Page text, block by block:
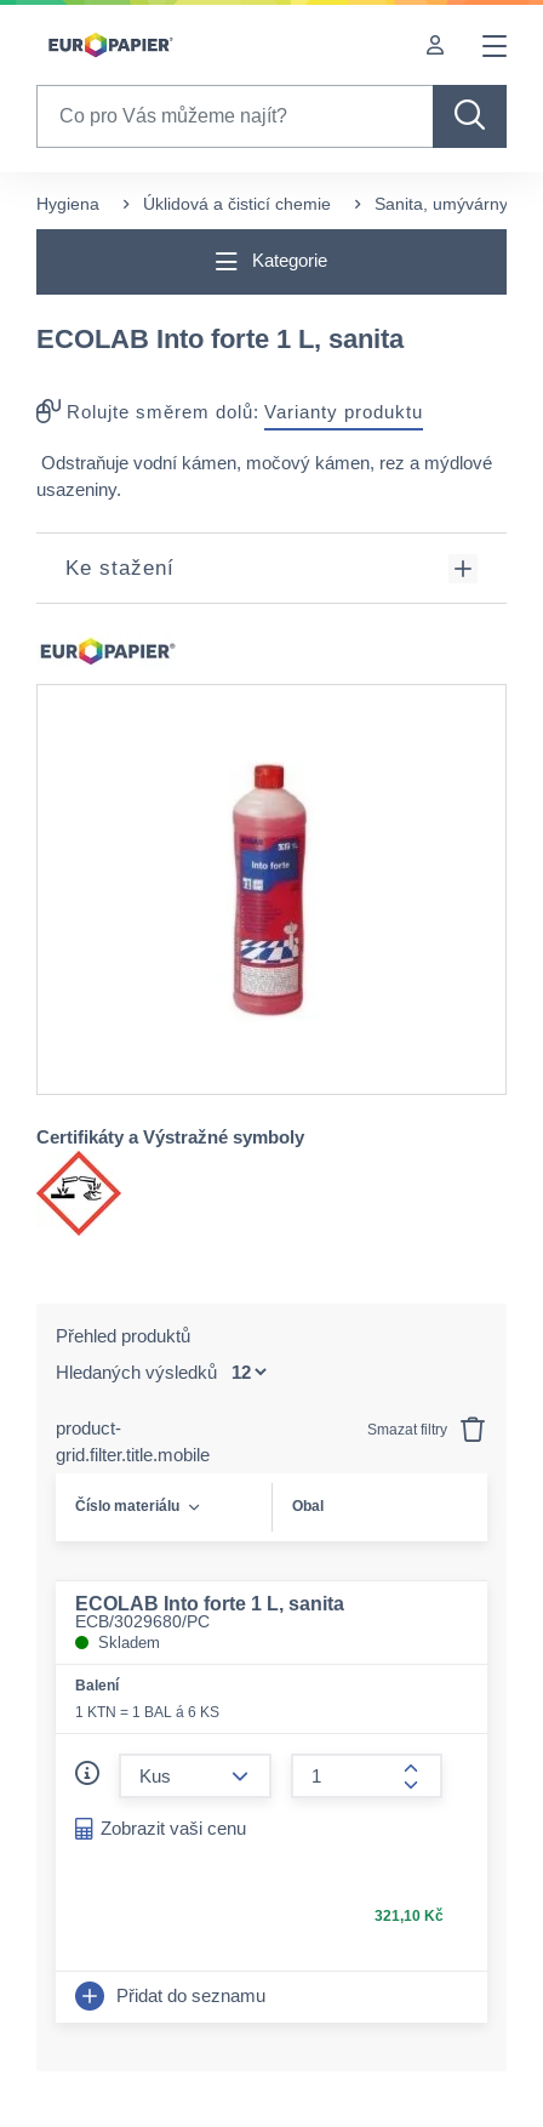
Table Of Content
Hygiena Úklidová a čisticí chemie Sanita, umývárny a
Kategorie
ECOLAB Into forte 1 L, sanita
Rolujte směrem dolů: Varianty produktu
Odstraňuje vodní kámen, močový kámen, rez a mýdlové
usazeniny.
Ke stažení
Certifikáty a Výstražné symboly
Přehled produktů
Hledaných výsledků
product-
grid.filter.title.mobile
Smazat filtry
Číslo materiálu Obal
ECOLAB Into forte 1 L, sanita
ECB/3029680/PC
Skladem
Balení
1 KTN = 1 BAL á 6 KS
form.increase-
Zobrazit vaši cenu
321,10 Kč
Přidat do seznamu